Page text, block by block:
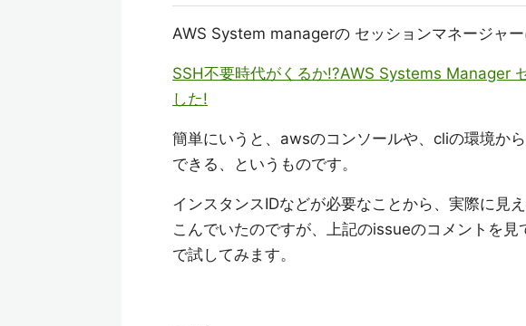
AWS System managerの セッションマネージャー
SSH不要時代がくるか!?AWS Systems Manager
した!
簡単にいうと、awsのコンソールや、cliの環境か
できる、というものです。
インスタンスIDなどが必要なことから、実際に見
こんでいたのですが、上記のissueのコメントを
で試してみます。